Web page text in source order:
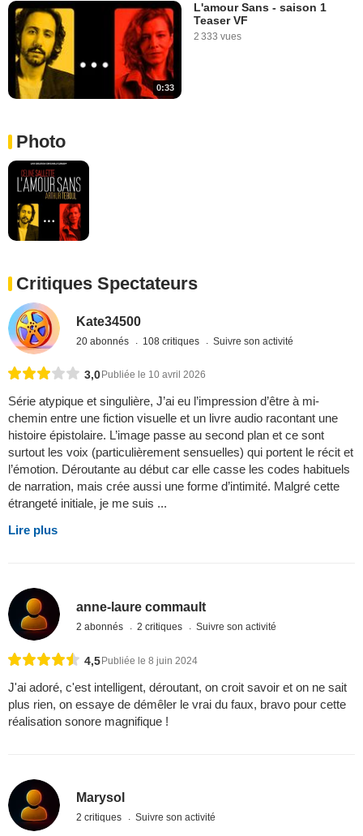
0:33
L'amour Sans - saison 1
Teaser VF
2 333 vues
Photo
Critiques Spectateurs
Kate34500
20 abonnés 108 critiques Suivre son activité
3,0 Publiée le 10 avril 2026
Série atypique et singulière, J’ai eu l’impression d’être à mi-
chemin entre une fiction visuelle et un livre audio racontant une
histoire épistolaire. L’image passe au second plan et ce sont
surtout les voix (particulièrement sensuelles) qui portent le récit et
l’émotion. Déroutante au début car elle casse les codes habituels
de narration, mais crée aussi une forme d’intimité. Malgré cette
étrangeté initiale, je me suis ...
Lire plus
anne-laure commault
2 abonnés 2 critiques Suivre son activité
4,5Publiée le 8 juin 2024
J'ai adoré, c'est intelligent, déroutant, on croit savoir et on ne sait
plus rien, on essaye de démêler le vrai du faux, bravo pour cette
réalisation sonore magnifique !
Marysol
2 critiques Suivre son activité